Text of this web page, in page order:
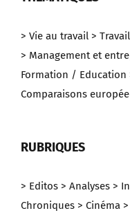
> Vie au travail >
> Management et
Formation / Education
Comparaisons
RUBRIQUES
> Editos > Analyses >
Chroniques > Cinéma